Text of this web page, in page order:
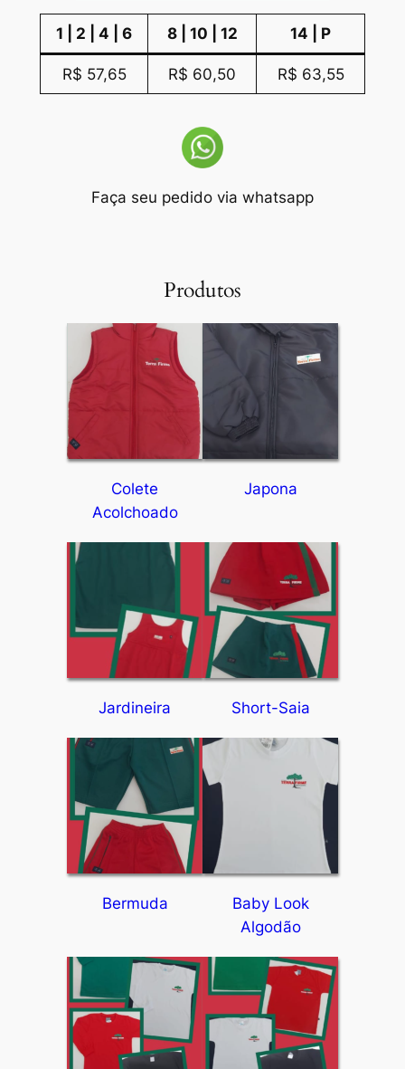
1 | 2 | 4 | 6 8 | 10 | 12 14 | P
R$ 57,65 R$ 60,50 R$ 63,55
Faça seu pedido via whatsapp
Produtos
Colete
Acolchoado
Japona
Jardineira Short-Saia
Bermuda
Baby Look
Algodão